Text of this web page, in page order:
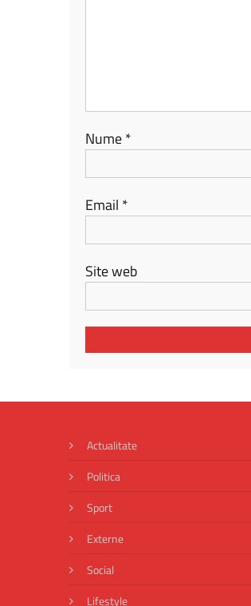
Nume*
Email *
Site web
Actualitate
Politica
Sport
Externe
Social
Lifestyle